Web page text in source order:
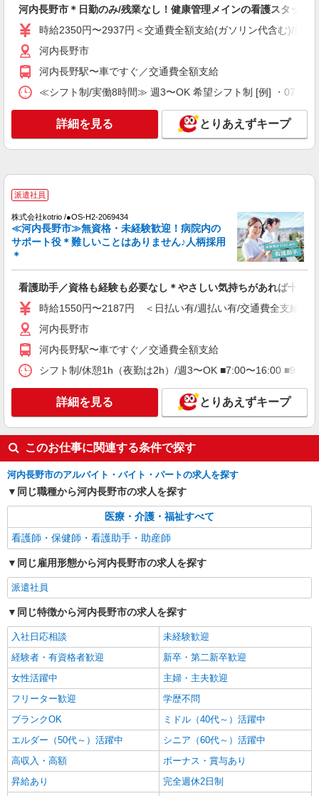
業務委託
SOMPOヘルスサポート株式会社 全支援対応コース
報酬：出来高制 報酬額（消費税抜き）： ・事
業所一括面談(対面) 1日：10,000円〜14,716円 ・
個別訪問(対面) 1件：4,286円〜5,239円 ・遠隔面
談 1件：1,500〜1,691円 ・電話支援 1件：
1,000円〜1,429円 ・ICTメール支援 1件：500円
※上記金額に消費税を加えた金額をお支払いいた
します ※交通費・電話代は弊社負担。その他、支
詳細を見る
河内長野市＊日勤のみ/残業なし！健康管理メインの看護スタッフ
時給2350円〜2937円＜交通費全額支給(ガソリン代含む)/日払
河内長野市
河内長野駅〜車ですぐ／交通費全額支給
≪シフト制/実働8時間≫ 週3〜OK 希望シフト制 [例] ・
詳細を見る とりあえずキープ
派遣社員
株式会社kotrio /●OS-H2-2069434
≪河内長野市≫無資格・未経験歓迎！病院内の
サポート役＊難しいことはありません♪人柄採用
＊
看護助手／資格も経験も必要なし＊やさしい気持ちがあれば十分◎
時給1550円〜2187円 ＜日払い有/週払い有/交通費全支給(ガ
河内長野市
河内長野駅〜車ですぐ／交通費全額支給
シフト制/休憩1h（夜勤は2h）/週3〜OK ■7:00〜16:00
詳細を見る とりあえずキープ
このお仕事に関連する条件で探す
河内長野市のアルバイト・バイト・パートの求人を探す
同じ職種から河内長野市の求人を探す
医療・介護・福祉すべて
看護師・保健師・看護助手・助産師
同じ雇用形態から河内長野市の求人を探す
派遣社員
同じ特徴から河内長野市の求人を探す
入社日応相談
未経験歓迎
経験者・有資格者歓迎
新卒・第二新卒歓迎
女性活躍中
主婦・主夫歓迎
フリーター歓迎
学歴不問
ブランクOK
ミドル（40代～）活躍中
エルダー（50代～）活躍中
シニア（60代～）活躍中
高収入・高額
ボーナス・賞与あり
昇給あり
完全週休2日制